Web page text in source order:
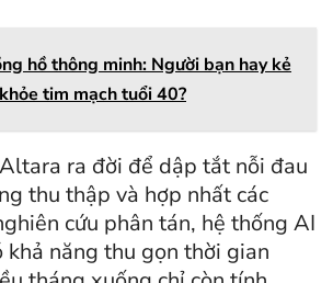
hồ thông minh: Người bạn hay kẻ
tim mạch tuổi 40?
ra đời để dập tắt nỗi đau
thu thập và hợp nhất các
cứu phân tán, hệ thống AI
khả năng thu gọn thời gian